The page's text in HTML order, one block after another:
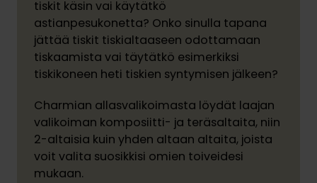
tiskit käsin vai käytätkö
astianpesukonetta? Onko sinulla tapana
jättää tiskit tiskialtaaseen odottamaan
tiskaamista vai täytätkö esimerkiksi
tiskikoneen heti tiskien syntymisen jälkeen?
Charmian allasvalikoimasta löydät laajan
valikoiman komposiitti- ja teräsaltaita, niin
2-altaisia kuin yhden altaan altaita, joista
voit valita suosikkisi omien toiveidesi
mukaan.